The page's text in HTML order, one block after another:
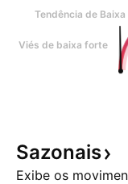
Tendência de Baixa
Viés de baixa forte
Sazonais
Exibe os